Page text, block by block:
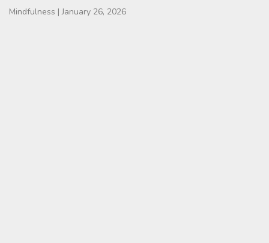
Mindfulness | January 26, 2026